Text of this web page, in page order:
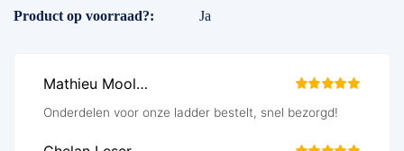
Product op voorraad?
Ja